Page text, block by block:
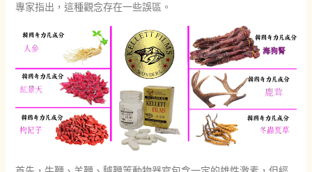
專家指出，這種觀念存在一些誤區。